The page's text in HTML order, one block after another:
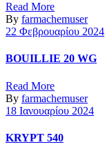
Read More
By farmachemuser
22 Φεβρουαρίου 2024
BOUILLIE 20 WG
Read More
By farmachemuser
18 Ιανουαρίου 2024
KRYPT 540